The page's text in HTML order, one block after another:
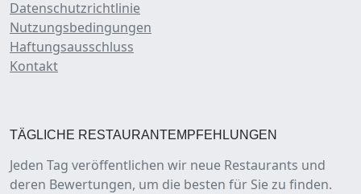
Datenschutzrichtlinie
Nutzungsbedingungen
Haftungsausschluss
Kontakt
TÄGLICHE RESTAURANTEMPFEHLUNGEN
Jeden Tag veröffentlichen wir neue Restaurants und
deren Bewertungen, um die besten für Sie zu finden.